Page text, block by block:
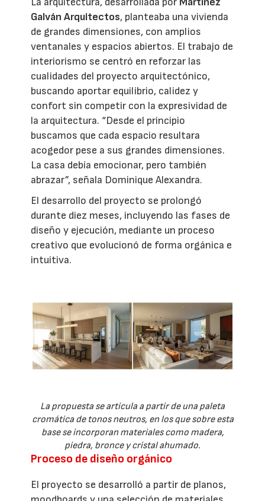
Galván Arquitectos, planteaba una vivienda
de grandes dimensiones, con amplios
ventanales y espacios abiertos. El trabajo de
interiorismo se centró en reforzar las
cualidades del proyecto arquitectónico,
buscando aportar equilibrio, calidez y
confort sin competir con la expresividad de
la arquitectura. “Desde el principio
buscamos que cada espacio resultara
acogedor pese a sus grandes dimensiones.
La casa debía emocionar, pero también
abrazar”, señala Dominique Alexandra.
El desarrollo del proyecto se prolongó
durante diez meses, incluyendo las fases de
diseño y ejecución, mediante un proceso
creativo que evolucionó de forma orgánica e
intuitiva.
La propuesta se articula a partir de una paleta
cromática de tonos neutros, en los que sobre esta
base se incorporan materiales como madera,
piedra, bronce y cristal ahumado.
Proceso de diseño orgánico
El proyecto se desarrolló a partir de planos,